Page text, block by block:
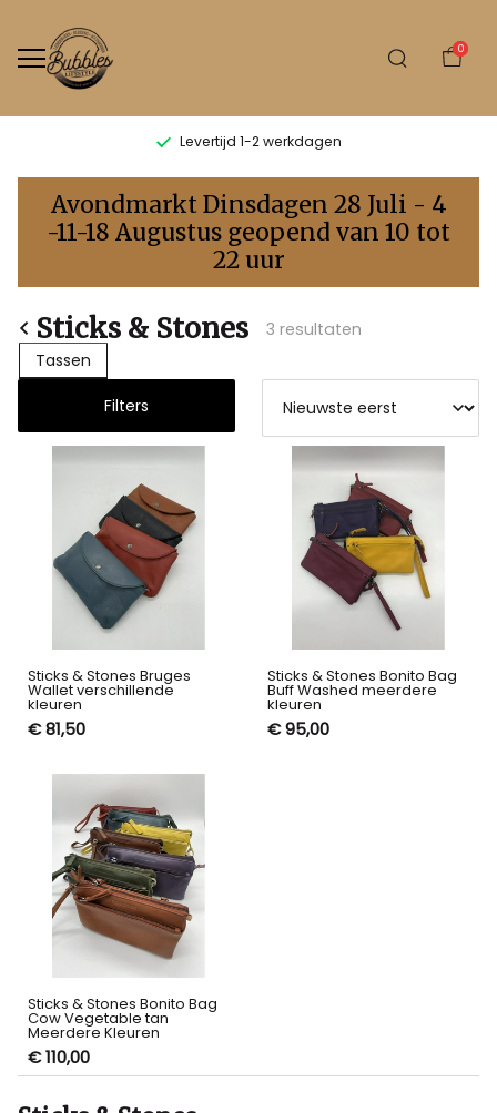
0
Levertijd 1-2 werkdagen
Sticks
Stones
-
Bubbles
Sluis
Avondmarkt Dinsdagen 28 Juli - 4
-11-18 Augustus geopend van 10 tot
22 uur
Sticks & Stones
3 resultaten
Tassen
Filters
Sticks & Stones Bruges
Wallet verschillende
kleuren
€ 81,50
Sticks & Stones Bonito Bag
Buff Washed meerdere
kleuren
€ 95,00
Sticks & Stones Bonito Bag
Cow Vegetable tan
Meerdere Kleuren
€ 110,00